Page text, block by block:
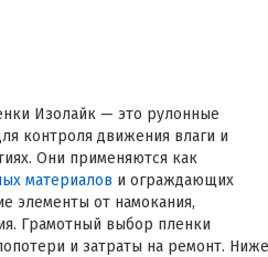
Изолайк — это рулонные
контроля движения влаги и
Они применяются как
материалов и ограждающих
элементы от намокания,
Грамотный выбор пленки
и затраты на ремонт. Ниже